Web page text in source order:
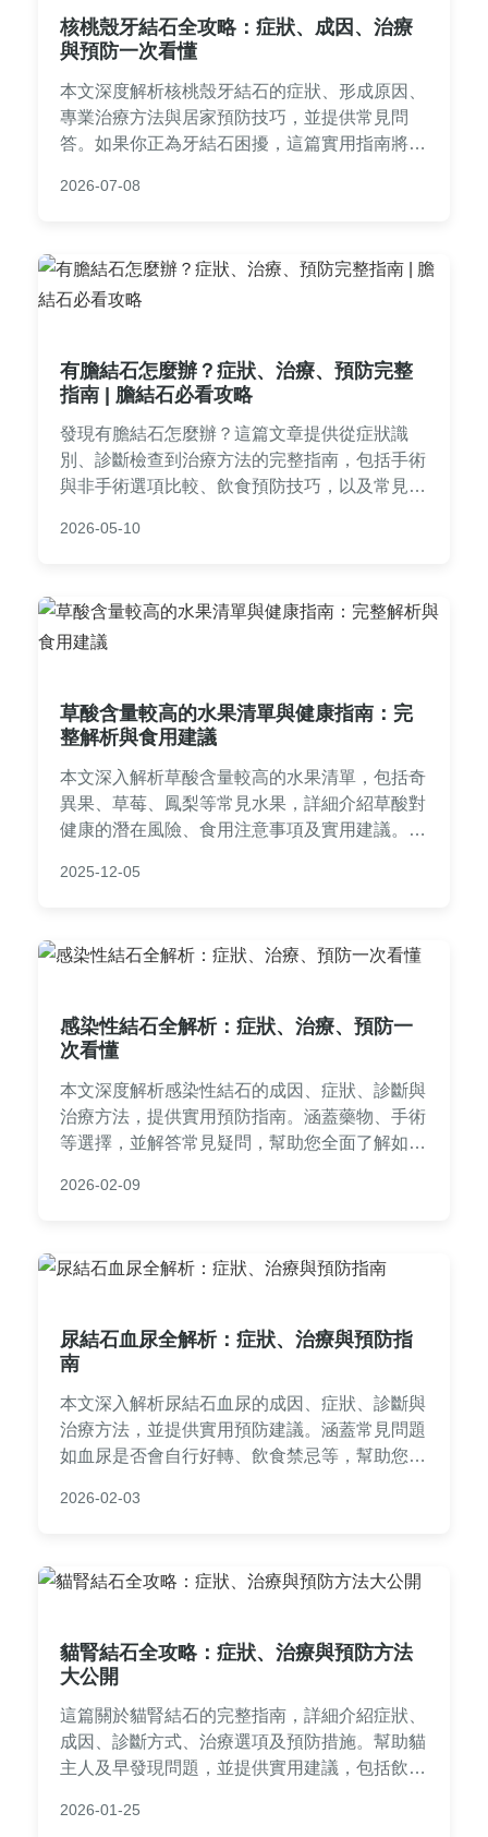
核桃殼牙結石全攻略：症狀、成因、治療
與預防一次看懂
本文深度解析核桃殼牙結石的症狀、形成原因、
專業治療方法與居家預防技巧，並提供常見問
答。如果你正為牙結石困擾，這篇實用指南將幫
體案例、治療費用比較表與日常護理清單，適合
2026-07-08
有膽結石怎麼辦？症狀、治療、預防完整
指南 | 膽結石必看攻略
發現有膽結石怎麼辦？這篇文章提供從症狀識
別、診斷檢查到治療方法的完整指南，包括手術
與非手術選項比較、飲食預防技巧，以及常見問
明智決策。
2026-05-10
草酸含量較高的水果清單與健康指南：完
整解析與食用建議
本文深入解析草酸含量較高的水果清單，包括奇
異果、草莓、鳳梨等常見水果，詳細介紹草酸對
健康的潛在風險、食用注意事項及實用建議。內
式解決常見疑問，幫助讀者安心享受水果營養。
2025-12-05
感染性結石全解析：症狀、治療、預防一
次看懂
本文深度解析感染性結石的成因、症狀、診斷與
治療方法，提供實用預防指南。涵蓋藥物、手術
等選擇，並解答常見疑問，幫助您全面了解如何
有相關困擾的讀者參考。
2026-02-09
尿結石血尿全解析：症狀、治療與預防指
南
本文深入解析尿結石血尿的成因、症狀、診斷與
治療方法，並提供實用預防建議。涵蓋常見問題
如血尿是否會自行好轉、飲食禁忌等，幫助您全
識與實務經驗，適合有相關困擾的讀者參考。
2026-02-03
貓腎結石全攻略：症狀、治療與預防方法
大公開
這篇關於貓腎結石的完整指南，詳細介紹症狀、
成因、診斷方式、治療選項及預防措施。幫助貓
主人及早發現問題，並提供實用建議，包括飲食
內容基於獸醫常見案例，適合所有貓奴閱讀。
2026-01-25